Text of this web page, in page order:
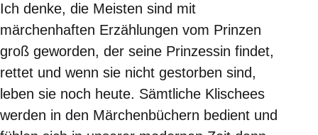
Ich denke, die Meisten sind mit
märchenhaften Erzählungen vom Prinzen
groß geworden, der seine Prinzessin findet,
rettet und wenn sie nicht gestorben sind,
leben sie noch heute. Sämtliche Klischees
werden in den Märchenbüchern bedient und